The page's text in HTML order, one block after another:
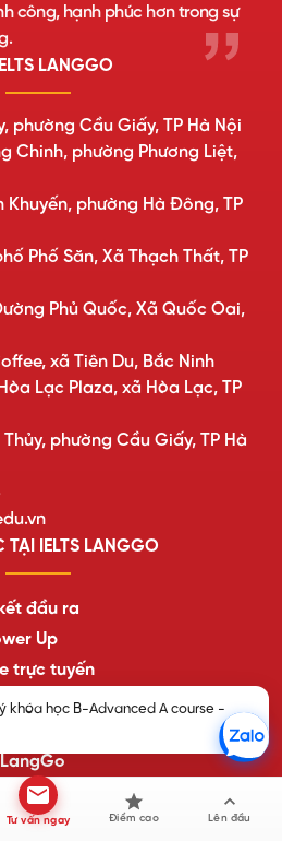
Tư vấn ngay Điểm cao Lên đầu
khóa học B-Advanced A course -
công, hạnh phúc hơn trong sự
LANGGO
phường Cầu Giấy, TP Hà Nội
Chinh, phường Phương Liệt,
Khuyến, phường Hà Đông, TP
Phố Săn, Xã Thạch Thất, TP
Phủ Quốc, Xã Quốc Oai,
xã Tiên Du, Bắc Ninh
Lạc Plaza, xã Hòa Lạc, TP
Thủy, phường Cầu Giấy, TP Hà
IELTS LANGGO
đầu ra
Up
trực tuyến
mới nhất